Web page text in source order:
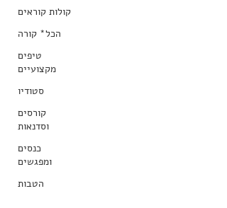
קולות קוראים
הכל* קורה
טיפים
מקצועיים
סטודיו
קורסים
וסדנאות
כנסים
ומפגשים
הטבות